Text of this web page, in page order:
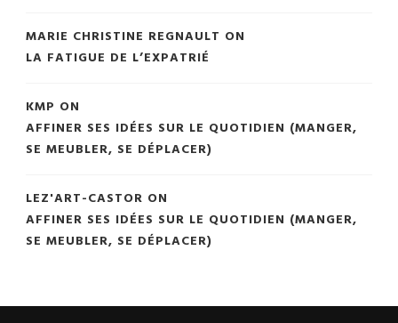
MARIE CHRISTINE REGNAULT ON
LA FATIGUE DE L’EXPATRIÉ
KMP ON
AFFINER SES IDÉES SUR LE QUOTIDIEN (MANGER,
SE MEUBLER, SE DÉPLACER)
LEZ'ART-CASTOR ON
AFFINER SES IDÉES SUR LE QUOTIDIEN (MANGER,
SE MEUBLER, SE DÉPLACER)